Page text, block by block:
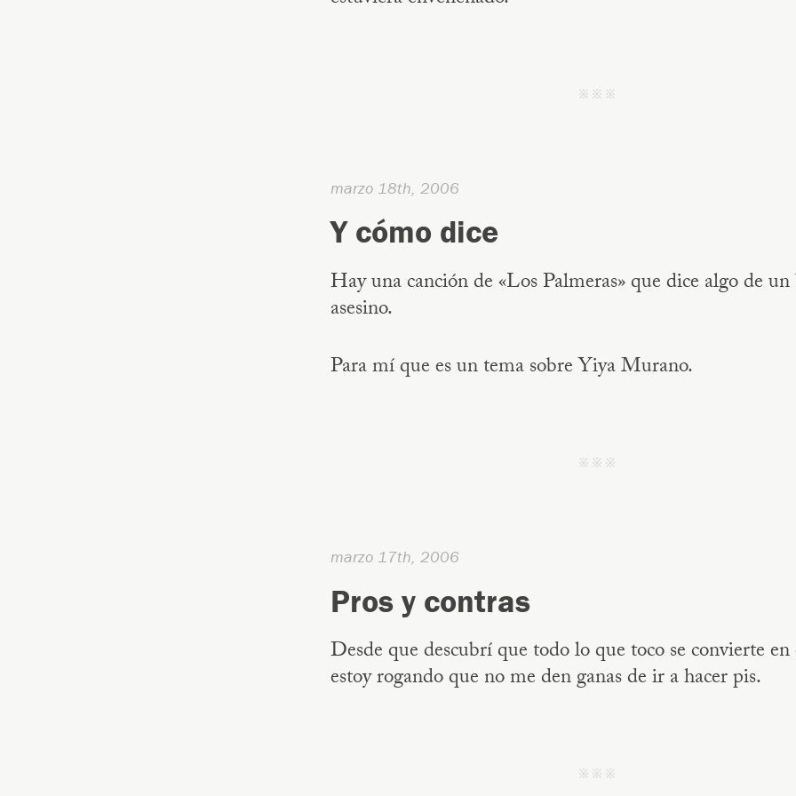
j j j
marzo 18th, 2006
Y cómo dice
Hay una canción de «Los Palmeras» que dice algo de
asesino.
Para mí que es un tema sobre Yiya Murano.
j j j
marzo 17th, 2006
Pros y contras
Desde que descubrí que todo lo que toco se convierte
estoy rogando que no me den ganas de ir a hacer pis.
j j j